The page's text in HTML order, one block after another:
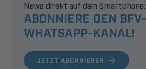
ABONNIERE DEN BFV-
WHATSAPP-KANAL!
News direkt auf dein Smartphone:
JETZT ABONNIEREN